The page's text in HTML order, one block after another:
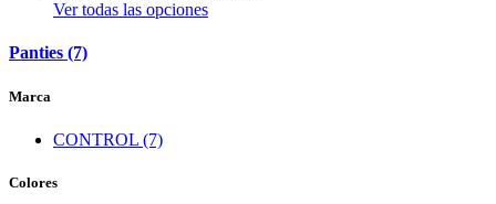
Ver todas las opciones
Panties (7)
Marca
CONTROL (7)
Colores